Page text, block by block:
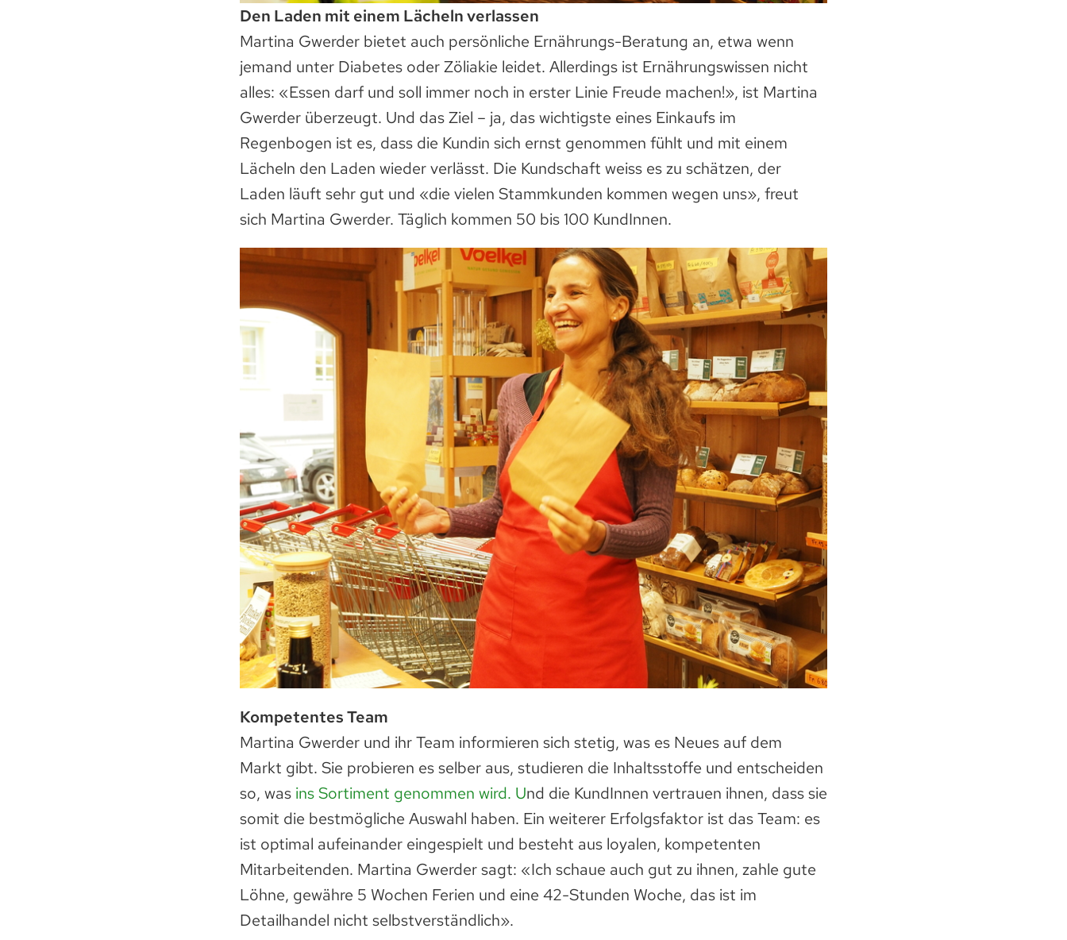
Den Laden mit einem Lächeln verlassen
Martina Gwerder bietet auch persönliche Ernährungs-Beratung an, etwa wenn
jemand unter Diabetes oder Zöliakie leidet. Allerdings ist Ernährungswissen nicht
alles: «Essen darf und soll immer noch in erster Linie Freude machen!», ist Martina
Gwerder überzeugt. Und das Ziel – ja, das wichtigste eines Einkaufs im
Regenbogen ist es, dass die Kundin sich ernst genommen fühlt und mit einem
Lächeln den Laden wieder verlässt. Die Kundschaft weiss es zu schätzen, der
Laden läuft sehr gut und «die vielen Stammkunden kommen wegen uns», freut
sich Martina Gwerder. Täglich kommen 50 bis 100 KundInnen.
Kompetentes Team
Martina Gwerder und ihr Team informieren sich stetig, was es Neues auf dem
Markt gibt. Sie probieren es selber aus, studieren die Inhaltsstoffe und entscheiden
so, was ins Sortiment genommen wird. Und die KundInnen vertrauen ihnen, dass sie
somit die bestmögliche Auswahl haben. Ein weiterer Erfolgsfaktor ist das Team: es
ist optimal aufeinander eingespielt und besteht aus loyalen, kompetenten
Mitarbeitenden. Martina Gwerder sagt: «Ich schaue auch gut zu ihnen, zahle gute
Löhne, gewähre 5 Wochen Ferien und eine 42-Stunden Woche, das ist im
Detailhandel nicht selbstverständlich».